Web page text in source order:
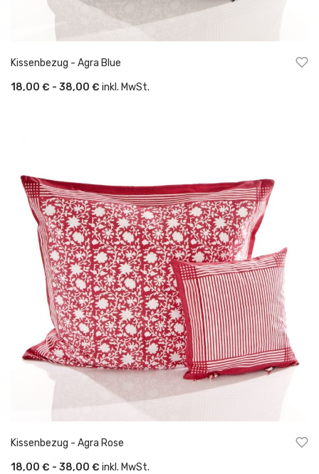
Kissenbezug - Agra Blue
18,00 € - 38,00 € inkl. MwSt.
Kissenbezug - Agra Rose
18,00 € - 38,00 € inkl. MwSt.